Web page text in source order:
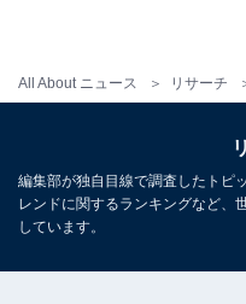
All About ニュース リサーチ
こちらもおすすめ
は？【
編集部が独自目線で調査したトピ
レンドに関するランキングなど、
しています。